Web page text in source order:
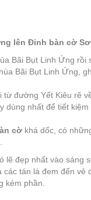
lên Đỉnh bàn cờ
Bãi Bụt Linh Ứng
Bãi Bụt Linh Ứng,
từ đường Yết Kiêu rẽ
dùng nhất để tiết kiệm
cờ khá dốc, có
lẽ đẹp nhất vào
các tán lá đem đến
kém phần.